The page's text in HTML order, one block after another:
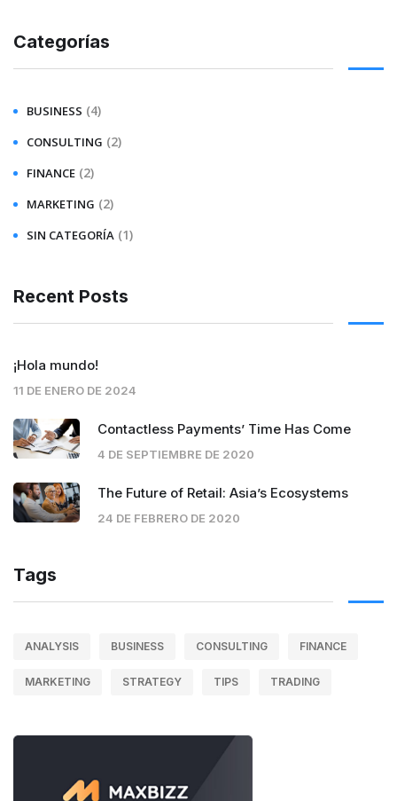
Categorías
BUSINESS (4)
CONSULTING (2)
FINANCE (2)
MARKETING (2)
SIN CATEGORÍA (1)
Recent Posts
¡Hola mundo!
11 DE ENERO DE 2024
Contactless Payments’ Time Has Come
4 DE SEPTIEMBRE DE 2020
The Future of Retail: Asia’s Ecosystems
24 DE FEBRERO DE 2020
Tags
ANALYSIS BUSINESS CONSULTING FINANCE
MARKETING STRATEGY TIPS TRADING